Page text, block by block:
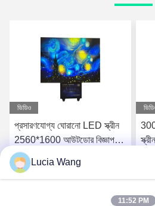
ভিডিও
প্রসারণযোগ্য ঘোরানো LED স্ক্রীন
2560*1600 আউটডোর বিজ্ঞাপন
স্ক্রীন প্রদর্শন
সেরা দাম পান
Lucia Wang
11:52 PM